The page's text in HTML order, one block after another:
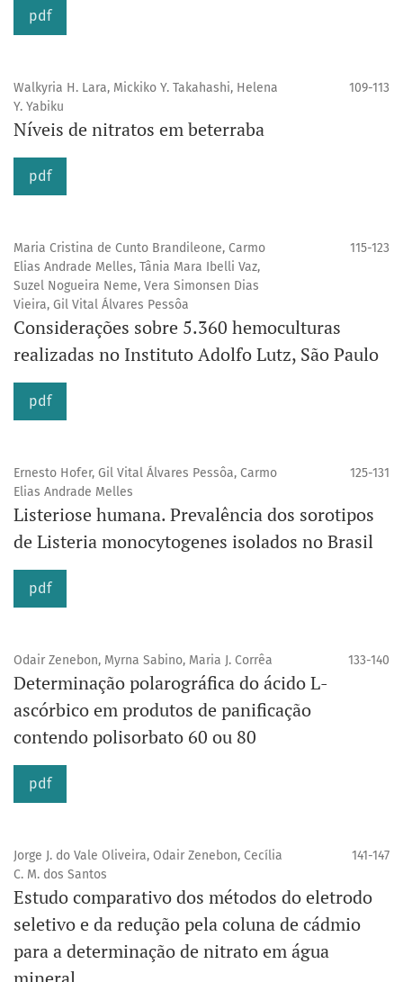
pdf
Walkyria H. Lara, Mickiko Y. Takahashi, Helena
Y. Yabiku
109-113
Níveis de nitratos em beterraba
pdf
Maria Cristina de Cunto Brandileone, Carmo
Elias Andrade Melles, Tânia Mara Ibelli Vaz,
Suzel Nogueira Neme, Vera Simonsen Dias
Vieira, Gil Vital Álvares Pessôa
115-123
Considerações sobre 5.360 hemoculturas
realizadas no Instituto Adolfo Lutz, São Paulo
pdf
Ernesto Hofer, Gil Vital Álvares Pessôa, Carmo
Elias Andrade Melles
125-131
Listeriose humana. Prevalência dos sorotipos
de Listeria monocytogenes isolados no Brasil
pdf
Odair Zenebon, Myrna Sabino, Maria J. Corrêa 133-140
Determinação polarográfica do ácido L-
ascórbico em produtos de panificação
contendo polisorbato 60 ou 80
pdf
Jorge J. do Vale Oliveira, Odair Zenebon, Cecília
C. M. dos Santos
141-147
Estudo comparativo dos métodos do eletrodo
seletivo e da redução pela coluna de cádmio
para a determinação de nitrato em água